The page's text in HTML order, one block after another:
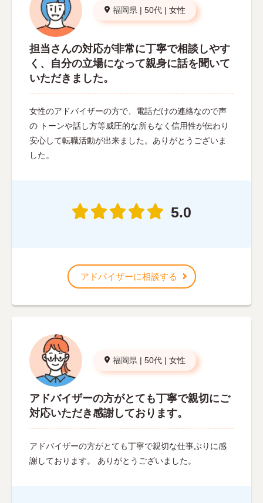
福岡県 | 50代 | 女性
担当さんの対応が非常に丁寧で相談しやす
く、自分の立場になって親身に話を聞いて
いただきました。
女性のアドバイザーの方で、電話だけの連絡なので声
の トーンや話し方等威圧的な所もなく信用性が伝わり
安心して転職活動が出来ました。ありがとうございま
した。
5.0
アドバイザーに相談する
福岡県 | 50代 | 女性
アドバイザーの方がとても丁寧で親切にご
対応いただき感謝しております。
アドバイザーの方がとても丁寧で親切な仕事ぶりに感
謝しております。 ありがとうございました。